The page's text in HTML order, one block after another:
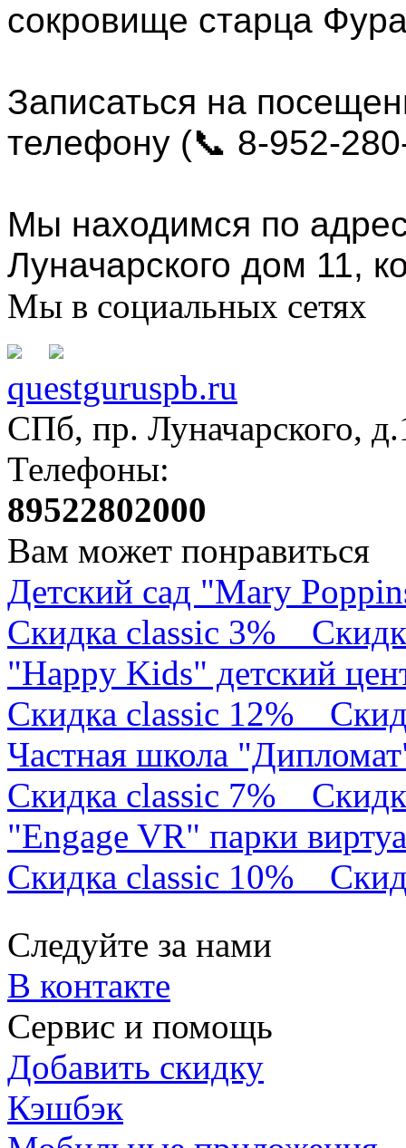
сокро­вище старца
Записаться на
телефону (📞 8-952-
Мы находимся по
Луначарского дом 11,
Мы в социальных сетях
questguruspb.ru
СПб, пр. Луначарского,
Телефоны:
89522802000
Вам может понравиться
Детский сад "Mary
Скидка classic 3%
"Happy Kids" детский
Скидка classic 12%
Частная школа
Скидка classic 7%
"Engage VR" парки
Скидка classic 10%
Следуйте за нами
В контакте
Сервис и помощь
Добавить скидку
Кэшбэк